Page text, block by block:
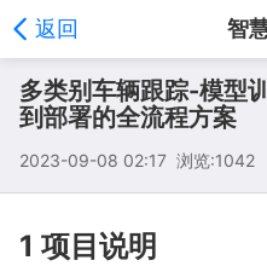
返回 智
多类别车辆跟踪-模型
到部署的全流程方案
2023-09-08 02:17 浏览:1042
1 项目说明